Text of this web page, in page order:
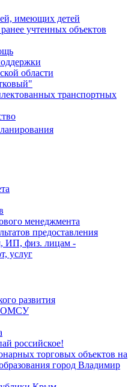
имеющих детей
учтенных объектов
области
транспортных
менеджмента
предоставления
ИП, физ. лицам -
услуг
развития
ОМСУ
российское!
торговых объектов на
город Владимир